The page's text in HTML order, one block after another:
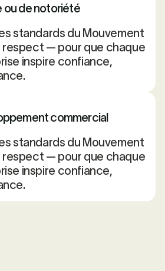
ou de notoriété
standards du Mouvement
respect — pour que chaque
inspire confiance,
commercial
standards du Mouvement
respect — pour que chaque
inspire confiance,